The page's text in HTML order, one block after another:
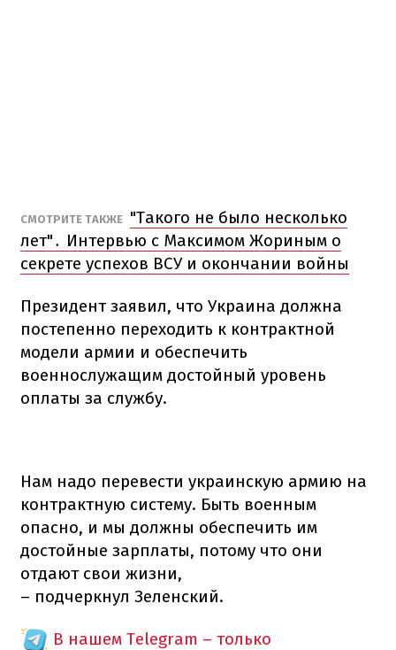
СМОТРИТЕ ТАКЖЕ "Такого не было несколько
лет"․ Интервью с Максимом Жориным о
секрете успехов ВСУ и окончании войны
Президент заявил, что Украина должна
постепенно переходить к контрактной
модели армии и обеспечить
военнослужащим достойный уровень
оплаты за службу.
Нам надо перевести украинскую армию на
контрактную систему. Быть военным
опасно, и мы должны обеспечить им
достойные зарплаты, потому что они
отдают свои жизни,
– подчеркнул Зеленский.
В нашем Telegram – только